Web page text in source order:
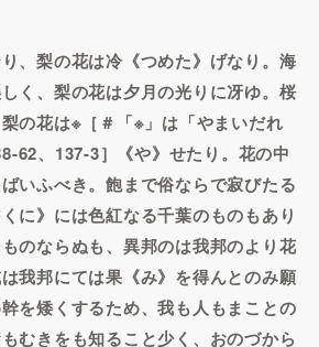
、梨の花は冷《つめた》げなり。海
く、梨の花は夕月の光りに冴ゆ。桜
の花は※［＃「※」は「やまいだれ
62、137-3］《や》せたり。花の中
いふべき。飽まで俗ならで寂びたる
に》には色紅なる千葉のものもあり
のならぬも、異邦のは我邦のより花
我邦にては果《み》を得んとのみ願
を矮くするため、我も人もまことの
むきをも知ること少く、おのづから